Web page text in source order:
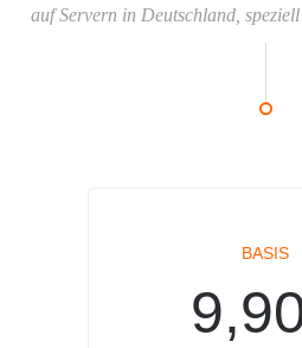
auf Servern in Deutschland,
BASIS